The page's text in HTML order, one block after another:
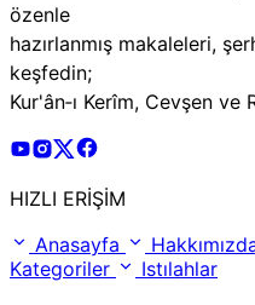
özenle
hazırlanmış makaleleri,
keşfedin;
Kur'ân‑ı Kerîm, Cevşen ve
Risale Online Youtube
Risale Online
Risale Online X
HIZLI ERİŞİM
Anasayfa
Kategoriler
Istılahlar